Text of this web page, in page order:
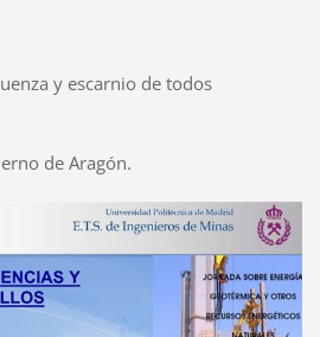
y escarnio de todos
de Aragón.